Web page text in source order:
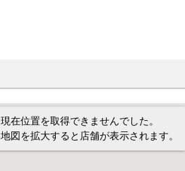
現在位置を取得できませんでした。
地図を拡大すると店舗が表示されます。